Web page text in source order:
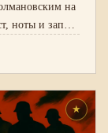
на
ноты и запись
★